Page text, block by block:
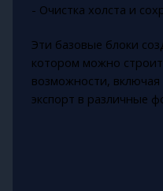
- Очистка холста и
Эти базовые блоки
котором можно
возможности,
экспорт в различные